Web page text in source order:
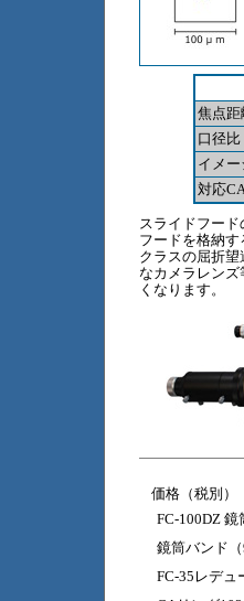
焦点距
口径比
イメ
対応
スライドフー
フードを格納す
クラスの屈折
なカメラレン
くなります。
価格（税別）
FC-100DZ 鏡
鏡筒バンド
FC-35レデュ